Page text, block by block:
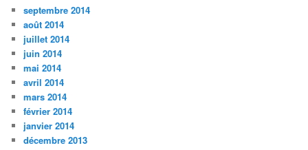
septembre 2014
août 2014
juillet 2014
juin 2014
mai 2014
avril 2014
mars 2014
février 2014
janvier 2014
décembre 2013